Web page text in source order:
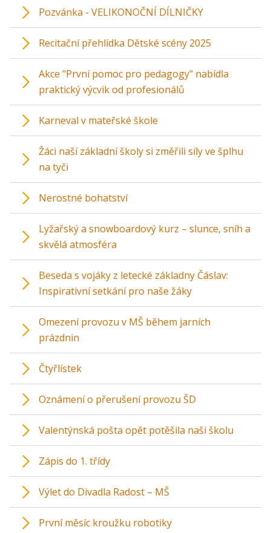
Pozvánka - VELIKONOČNÍ DÍLNIČKY
Recitační přehlídka Dětské scény 2025
Akce "První pomoc pro pedagogy" nabídla
praktický výcvik od profesionálů
Karneval v mateřské škole
Žáci naší základní školy si změřili síly ve šplhu
na tyči
Nerostné bohatství
Lyžařský a snowboardový kurz – slunce, sníh a
skvělá atmosféra
Beseda s vojáky z letecké základny Čáslav:
Inspirativní setkání pro naše žáky
Omezení provozu v MŠ během jarních
prázdnin
Čtyřlístek
Oznámení o přerušení provozu ŠD
Valentýnská pošta opět potěšila naši školu
Zápis do 1. třídy
Výlet do Divadla Radost – MŠ
První měsíc kroužku robotiky